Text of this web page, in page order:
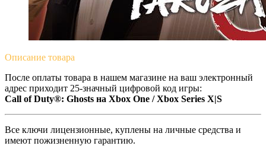
Описание товара
После оплаты товара в нашем магазине на ваш электронный
адрес приходит 25-значный цифровой код игры:
Call of Duty®: Ghosts на Xbox One / Xbox Series X|S
Все ключи лицензионные, куплены на личные средства и
имеют пожизненную гарантию.